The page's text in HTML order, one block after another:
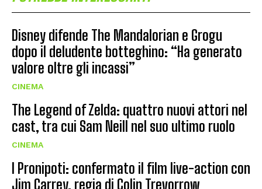
Disney difende The Mandalorian e Grogu
dopo il deludente botteghino: “Ha generato
valore oltre gli incassi”
CINEMA
The Legend of Zelda: quattro nuovi attori nel
cast, tra cui Sam Neill nel suo ultimo ruolo
CINEMA
I Pronipoti: confermato il film live-action con
Jim Carrey, regia di Colin Trevorrow